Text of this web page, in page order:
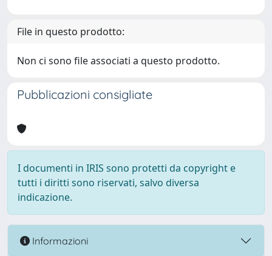
File in questo prodotto:
Non ci sono file associati a questo prodotto.
Pubblicazioni consigliate
I documenti in IRIS sono protetti da copyright e
tutti i diritti sono riservati, salvo diversa
indicazione.
Informazioni